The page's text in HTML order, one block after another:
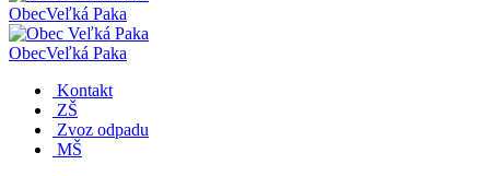
ObecVeľká Paka
ObecVeľká Paka
Kontakt
ZŠ
Zvoz odpadu
MŠ